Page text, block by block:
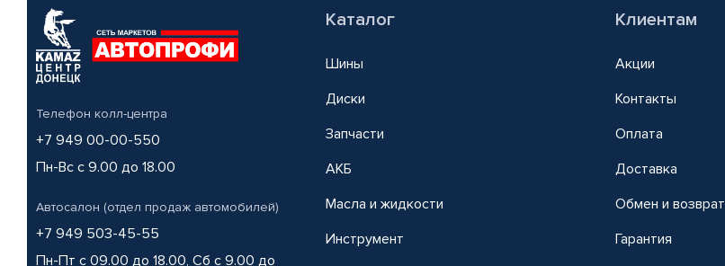
Телефон колл-центра
+7 949 00-00-550
Пн-Вс с 9.00 до 18.00
Автосалон (отдел продаж автомобилей)
+7 949 503-45-55
Пн-Пт с 09.00 до 18.00, Сб с 9.00 до
Каталог
Шины
Диски
Запчасти
АКБ
Масла и жидкости
Инструмент
Клиентам
Акции
Контакты
Оплата
Доставка
Обмен и возврат
Гарантия